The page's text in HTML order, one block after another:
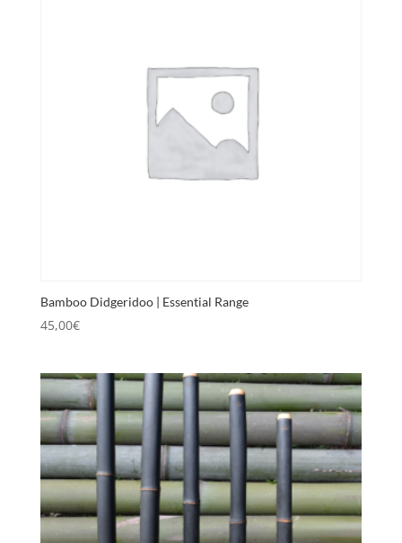
Bamboo Didgeridoo | Essential Range
45,00€